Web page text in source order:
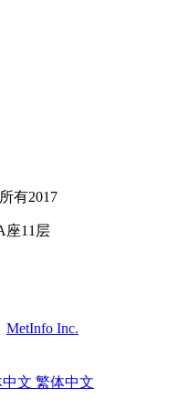
有2017
座11层
MetInfo Inc.
繁体中文